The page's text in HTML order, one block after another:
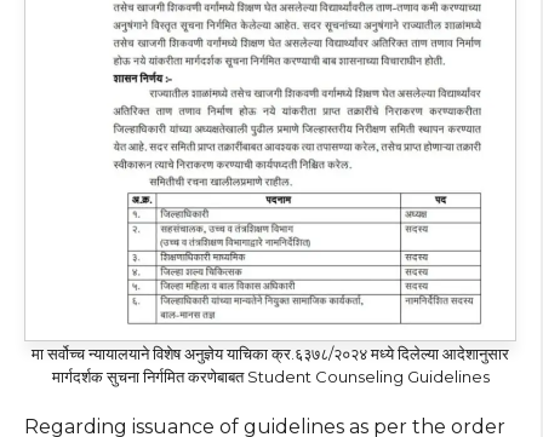
मा सर्वोच्च न्यायालयाने विशेष अनुज्ञेय याचिका क्र.६३७८/२०२४ मध्ये दिलेल्या आदेशानुसार
मार्गदर्शक सुचना निर्गमित करणेबाबत Student Counseling Guidelines
Regarding issuance of guidelines as per the order